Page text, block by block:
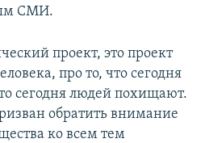
СМИ.
проект, это проект
про то, что сегодня
сегодня людей похищают.
обратить внимание
ко всем тем